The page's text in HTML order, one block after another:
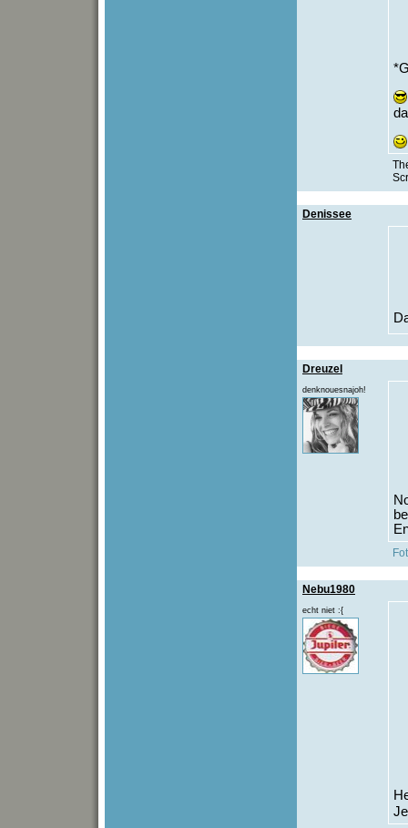
Denissee
Dreuzel
denknouesnajoh!
Nebu1980
echt niet :{